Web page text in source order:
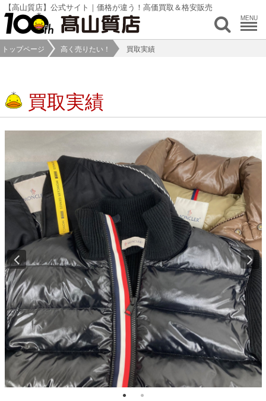
【高山質店】公式サイト｜価格が違う！高価買取＆格安販売
MENU
トップページ 高く売りたい！ 買取実績
買取実績